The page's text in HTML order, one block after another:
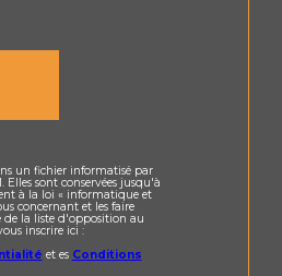
un fichier informatisé par
sont conservées jusqu'à
à la loi « informatique et
concernant et les faire
de la liste d'opposition au
inscrire ici :
et es Conditions